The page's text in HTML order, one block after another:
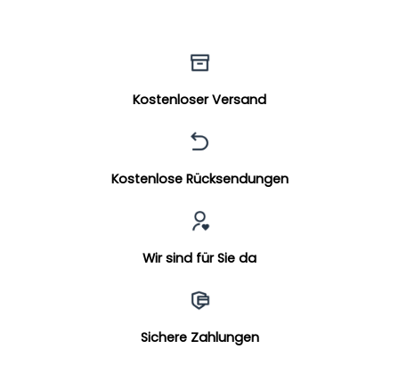
Kostenloser Versand
Kostenlose Rücksendungen
Wir sind für Sie da
Sichere Zahlungen